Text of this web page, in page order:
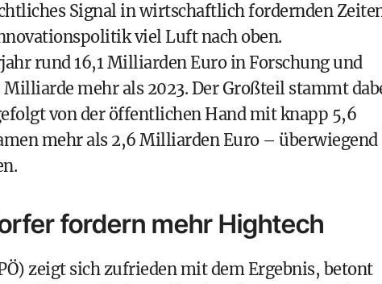
Signal in wirtschaftlich fordernden
viel Luft nach oben.
rund 16,1 Milliarden Euro in Forschung und
mehr als 2023. Der Großteil stammt
von der öffentlichen Hand mit knapp 5,6
mehr als 2,6 Milliarden Euro – überwiegend
fordern mehr Hightech
zeigt sich zufrieden mit dem Ergebnis, betont